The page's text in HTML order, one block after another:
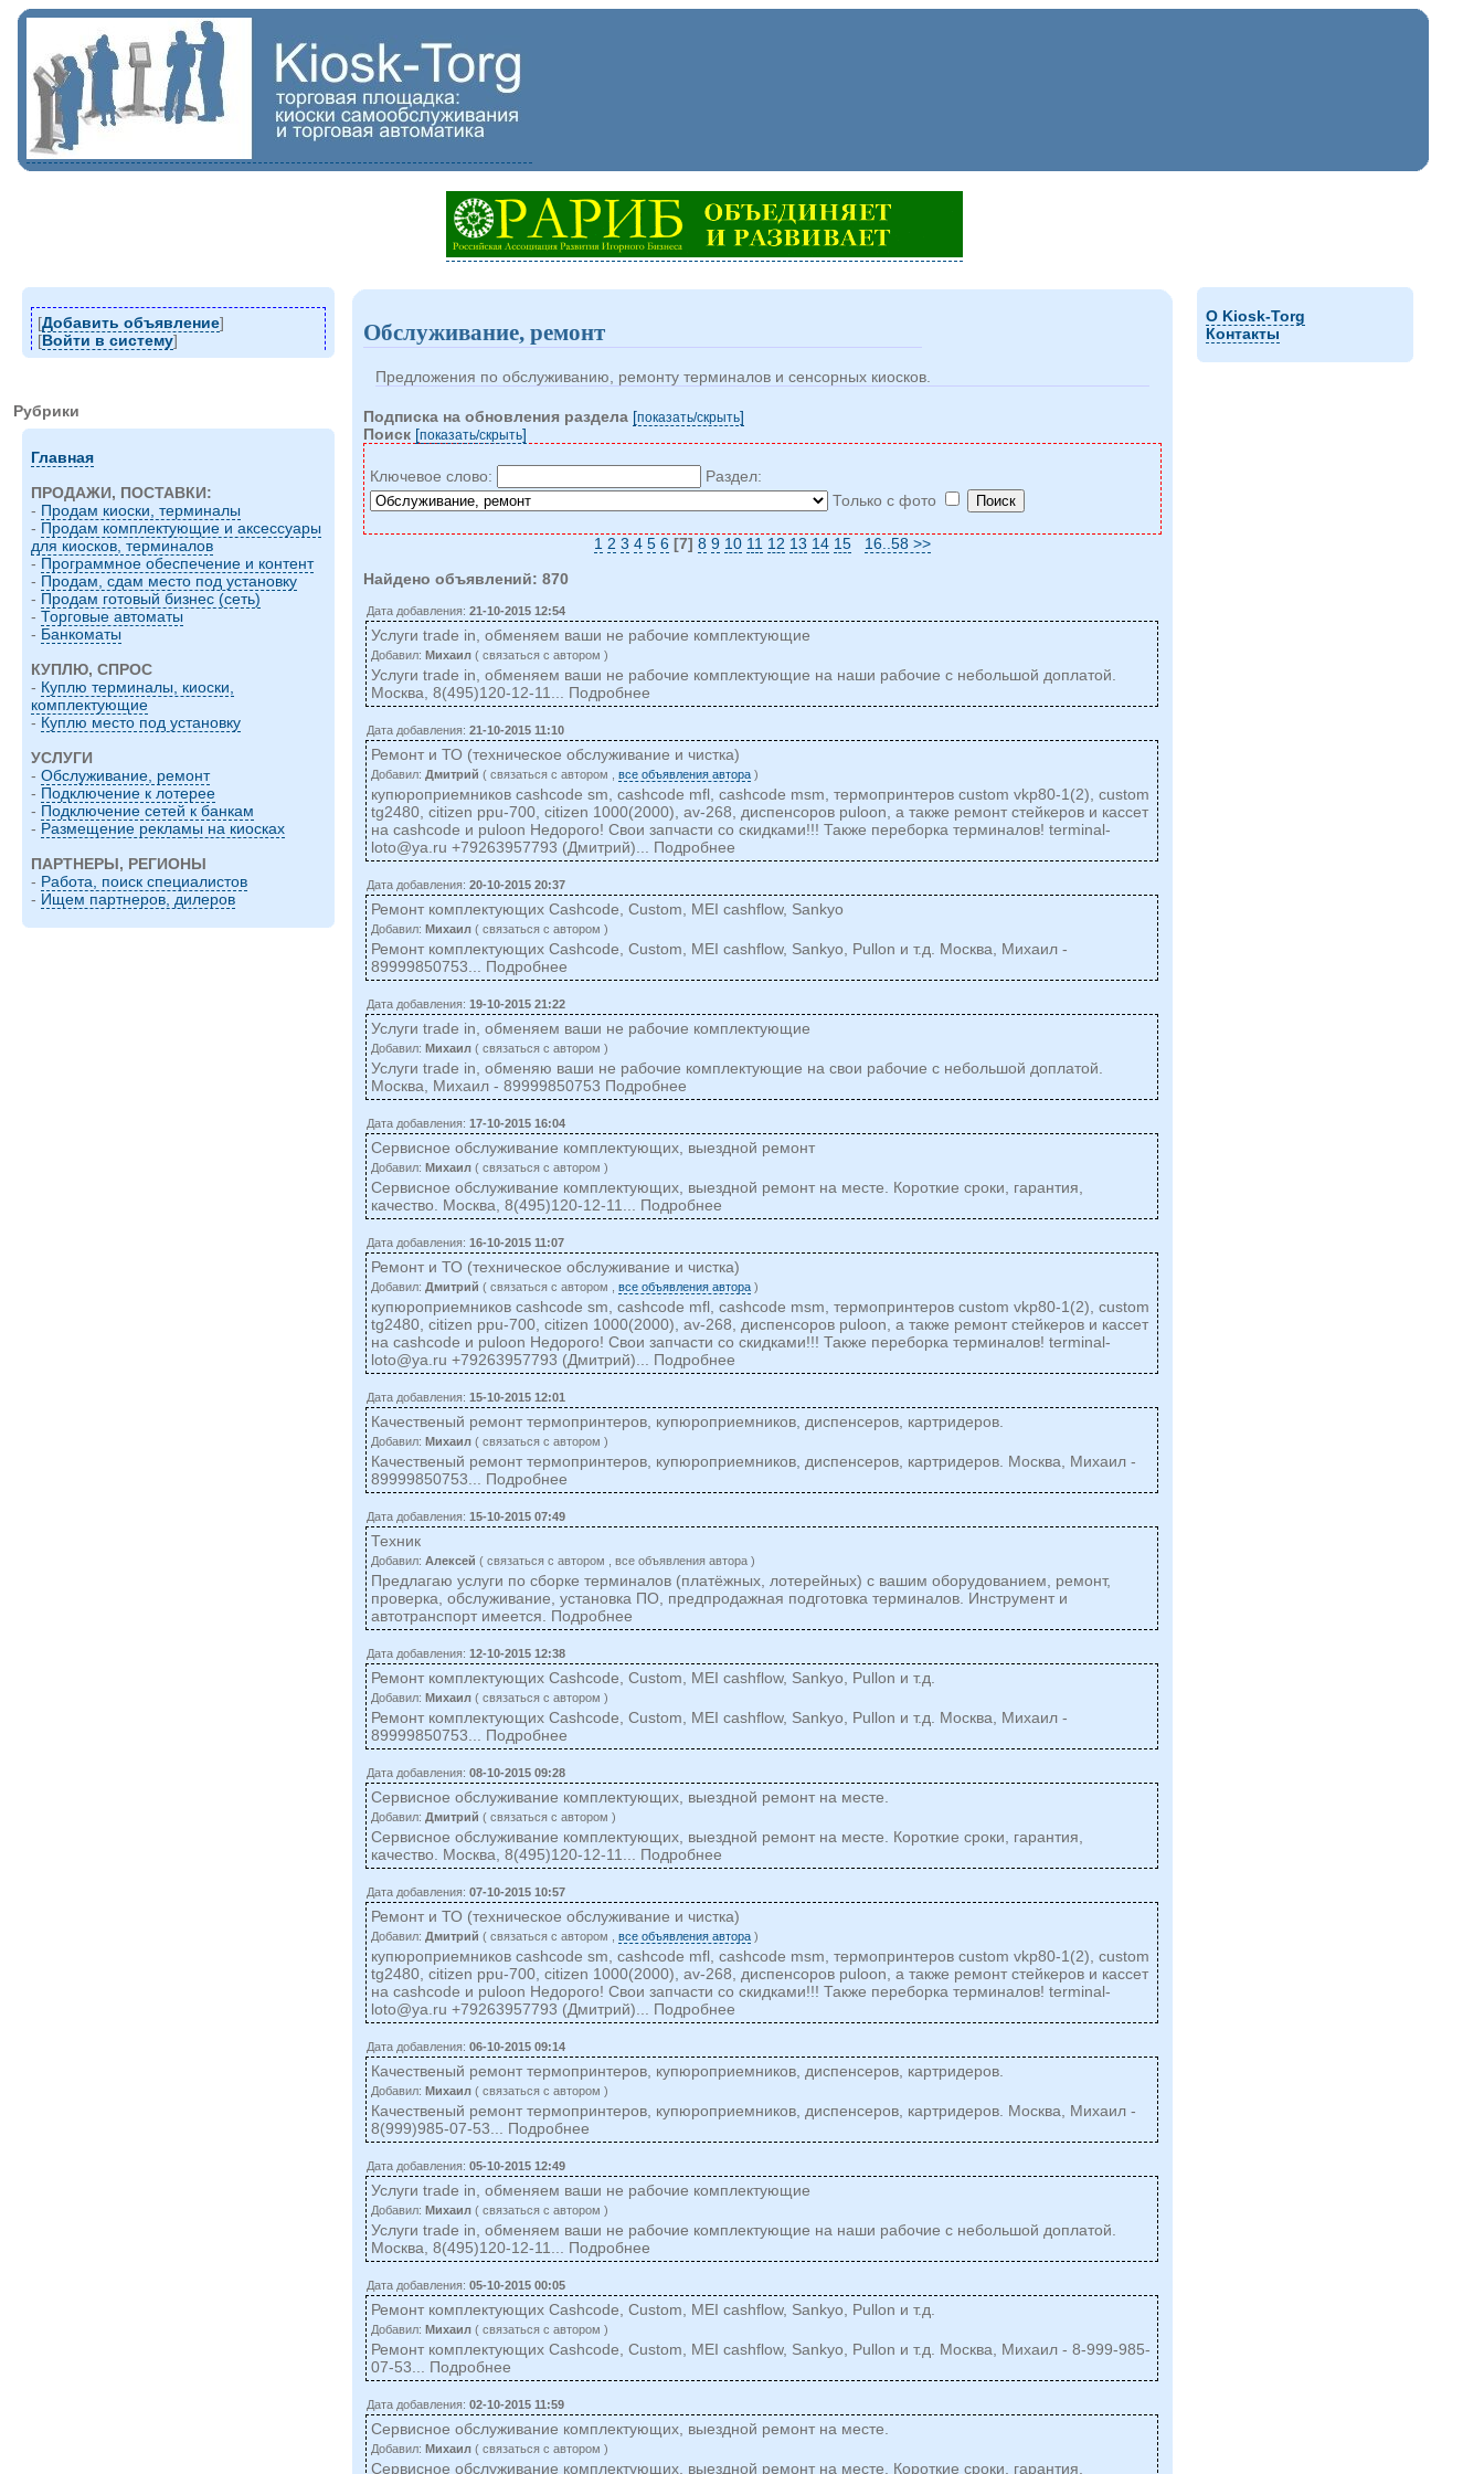
[Добавить объявление]
[Войти в систему]
Рубрики
Главная
ПРОДАЖИ, ПОСТАВКИ:
- Продам киоски, терминалы
- Продам комплектующие и аксессуары
для киосков, терминалов
- Программное обеспечение и контент
- Продам, сдам место под установку
- Продам готовый бизнес (сеть)
- Торговые автоматы
- Банкоматы
КУПЛЮ, СПРОС
- Куплю терминалы, киоски,
комплектующие
- Куплю место под установку
УСЛУГИ
- Обслуживание, ремонт
- Подключение к лотерее
- Подключение сетей к банкам
- Размещение рекламы на киосках
ПАРТНЕРЫ, РЕГИОНЫ
- Работа, поиск специалистов
- Ищем партнеров, дилеров
Обслуживание, ремонт
Предложения по обслуживанию, ремонту терминалов и сенсорных киосков.
Подписка на обновления раздела [показать/cкрыть]
Поиск [показать/cкрыть]
Ключевое слово:
Раздел:
Только с фото
1 2 3 4 5 6 [7] 8 9 10 11 12 13 14 15
16..58 >>
Найдено объявлений: 870
Дата добавления:21-10-2015 12:54
Услуги trade in, обменяем ваши не рабочие комплектующие
Добавил:Михаил ( cвязаться c автором )
Услуги trade in, обменяем ваши не рабочие комплектующие на наши рабочие с небольшой доплатой.
Москва, 8(495)120-12-11... Подробнее
Дата добавления:21-10-2015 11:10
Ремонт и ТО (техническое обслуживание и чистка)
Добавил:Дмитрий ( cвязаться c автором ,все объявления автора )
купюроприемников cashcode sm, cashcode mfl, cashcode msm, термопринтеров custom vkp80-1(2), custom
tg2480, citizen ppu-700, citizen 1000(2000), av-268, диспенсоров puloon, а также ремонт стейкеров и кассет
на cashcode и puloon Недорого! Свои запчасти со скидками!!! Также переборка терминалов!terminal-
loto@ya.ru +79263957793 (Дмитрий)... Подробнее
Дата добавления:20-10-2015 20:37
Ремонт комплектующих Cashcode, Custom, MEI cashflow, Sankyo
Добавил:Михаил ( cвязаться c автором )
Ремонт комплектующих Cashcode, Custom, MEI cashflow, Sankyo, Pullon и т.д. Москва, Михаил -
89999850753... Подробнее
Дата добавления:19-10-2015 21:22
Услуги trade in, обменяем ваши не рабочие комплектующие
Добавил:Михаил ( cвязаться c автором )
Услуги trade in, обменяю ваши не рабочие комплектующие на свои рабочие с небольшой доплатой.
Москва, Михаил - 89999850753 Подробнее
Дата добавления:17-10-2015 16:04
Сервисное обслуживание комплектующих, выездной ремонт
Добавил:Михаил ( cвязаться c автором )
Сервисное обслуживание комплектующих, выездной ремонт на месте. Короткие сроки, гарантия,
качество. Москва, 8(495)120-12-11... Подробнее
Дата добавления:16-10-2015 11:07
Ремонт и ТО (техническое обслуживание и чистка)
Добавил:Дмитрий ( cвязаться c автором ,все объявления автора )
купюроприемников cashcode sm, cashcode mfl, cashcode msm, термопринтеров custom vkp80-1(2), custom
tg2480, citizen ppu-700, citizen 1000(2000), av-268, диспенсоров puloon, а также ремонт стейкеров и кассет
на cashcode и puloon Недорого! Свои запчасти со скидками!!! Также переборка терминалов!terminal-
loto@ya.ru +79263957793 (Дмитрий)... Подробнее
Дата добавления:15-10-2015 12:01
Качественый ремонт термопринтеров, купюроприемников, диспенсеров, картридеров.
Добавил:Михаил ( cвязаться c автором )
Качественый ремонт термопринтеров, купюроприемников, диспенсеров, картридеров. Москва, Михаил -
89999850753... Подробнее
Дата добавления:15-10-2015 07:49
Техник
Добавил:Алексей ( cвязаться c автором , все объявления автора )
Предлагаю услуги по сборке терминалов (платёжных, лотерейных) с вашим оборудованием, ремонт,
проверка, обслуживание, установка ПО, предпродажная подготовка терминалов. Инструмент и
автотранспорт имеется. Подробнее
Дата добавления:12-10-2015 12:38
Ремонт комплектующих Cashcode, Custom, MEI cashflow, Sankyo, Pullon и т.д.
Добавил:Михаил ( cвязаться c автором )
Ремонт комплектующих Cashcode, Custom, MEI cashflow, Sankyo, Pullon и т.д. Москва, Михаил -
89999850753... Подробнее
Дата добавления:08-10-2015 09:28
Сервисное обслуживание комплектующих, выездной ремонт на месте.
Добавил:Дмитрий ( cвязаться c автором )
Сервисное обслуживание комплектующих, выездной ремонт на месте. Короткие сроки, гарантия,
качество. Москва, 8(495)120-12-11... Подробнее
Дата добавления:07-10-2015 10:57
Ремонт и ТО (техническое обслуживание и чистка)
Добавил:Дмитрий ( cвязаться c автором ,все объявления автора )
купюроприемников cashcode sm, cashcode mfl, cashcode msm, термопринтеров custom vkp80-1(2), custom
tg2480, citizen ppu-700, citizen 1000(2000), av-268, диспенсоров puloon, а также ремонт стейкеров и кассет
на cashcode и puloon Недорого! Свои запчасти со скидками!!! Также переборка терминалов!terminal-
loto@ya.ru +79263957793 (Дмитрий)... Подробнее
Дата добавления:06-10-2015 09:14
Качественый ремонт термопринтеров, купюроприемников, диспенсеров, картридеров.
Добавил:Михаил ( cвязаться c автором )
Качественый ремонт термопринтеров, купюроприемников, диспенсеров, картридеров. Москва, Михаил -
8(999)985-07-53... Подробнее
Дата добавления:05-10-2015 12:49
Услуги trade in, обменяем ваши не рабочие комплектующие
Добавил:Михаил ( cвязаться c автором )
Услуги trade in, обменяем ваши не рабочие комплектующие на наши рабочие с небольшой доплатой.
Москва, 8(495)120-12-11... Подробнее
Дата добавления:05-10-2015 00:05
Ремонт комплектующих Cashcode, Custom, MEI cashflow, Sankyo, Pullon и т.д.
Добавил:Михаил ( cвязаться c автором )
Ремонт комплектующих Cashcode, Custom, MEI cashflow, Sankyo, Pullon и т.д. Москва, Михаил - 8-999-985-
07-53... Подробнее
Дата добавления:02-10-2015 11:59
Сервисное обслуживание комплектующих, выездной ремонт на месте.
Добавил:Михаил ( cвязаться c автором )
Сервисное обслуживание комплектующих, выездной ремонт на месте. Короткие сроки, гарантия,
О Kiosk-Torg
Контакты